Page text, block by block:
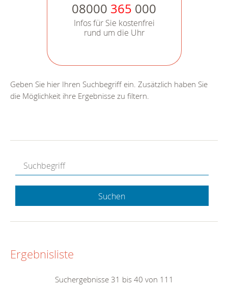
08000 365 000
Infos für Sie kostenfrei
rund um die Uhr
Geben Sie hier Ihren Suchbegriff ein. Zusätzlich haben Sie
die Möglichkeit ihre Ergebnisse zu filtern.
Suchen
Ergebnisliste
Suchergebnisse 31 bis 40 von 111